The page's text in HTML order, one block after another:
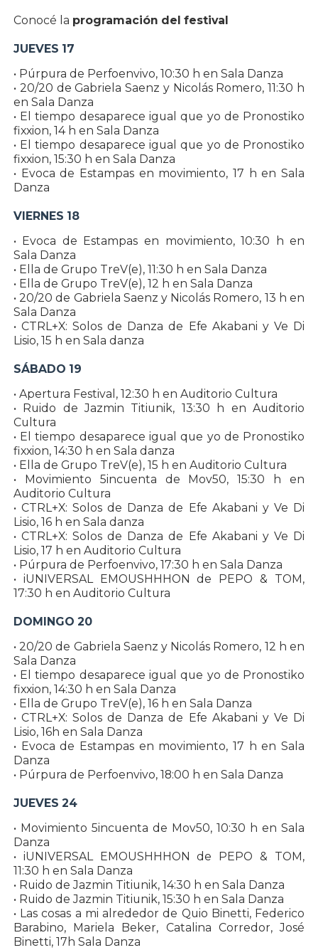
Conocé la programación del festival
JUEVES 17
• Púrpura de Perfoenvivo, 10:30 h en Sala Danza
• 20/20 de Gabriela Saenz y Nicolás Romero, 11:30 h
en Sala Danza
• El tiempo desaparece igual que yo de Pronostiko
fixxion, 14 h en Sala Danza
• El tiempo desaparece igual que yo de Pronostiko
fixxion, 15:30 h en Sala Danza
• Evoca de Estampas en movimiento, 17 h en Sala
Danza
VIERNES 18
• Evoca de Estampas en movimiento, 10:30 h en
Sala Danza
• Ella de Grupo TreV(e), 11:30 h en Sala Danza
• Ella de Grupo TreV(e), 12 h en Sala Danza
• 20/20 de Gabriela Saenz y Nicolás Romero, 13 h en
Sala Danza
• CTRL+X: Solos de Danza de Efe Akabani y Ve Di
Lisio, 15 h en Sala danza
SÁBADO 19
• Apertura Festival, 12:30 h en Auditorio Cultura
• Ruido de Jazmin Titiunik, 13:30 h en Auditorio
Cultura
• El tiempo desaparece igual que yo de Pronostiko
fixxion, 14:30 h en Sala danza
• Ella de Grupo TreV(e), 15 h en Auditorio Cultura
• Movimiento 5incuenta de Mov50, 15:30 h en
Auditorio Cultura
• CTRL+X: Solos de Danza de Efe Akabani y Ve Di
Lisio, 16 h en Sala danza
• CTRL+X: Solos de Danza de Efe Akabani y Ve Di
Lisio, 17 h en Auditorio Cultura
• Púrpura de Perfoenvivo, 17:30 h en Sala Danza
• iUNIVERSAL EMOUSHHHON de PEPO & TOM,
17:30 h en Auditorio Cultura
DOMINGO 20
• 20/20 de Gabriela Saenz y Nicolás Romero, 12 h en
Sala Danza
• El tiempo desaparece igual que yo de Pronostiko
fixxion, 14:30 h en Sala Danza
• Ella de Grupo TreV(e), 16 h en Sala Danza
• CTRL+X: Solos de Danza de Efe Akabani y Ve Di
Lisio, 16h en Sala Danza
• Evoca de Estampas en movimiento, 17 h en Sala
Danza
• Púrpura de Perfoenvivo, 18:00 h en Sala Danza
JUEVES 24
• Movimiento 5incuenta de Mov50, 10:30 h en Sala
Danza
• iUNIVERSAL EMOUSHHHON de PEPO & TOM,
11:30 h en Sala Danza
• Ruido de Jazmin Titiunik, 14:30 h en Sala Danza
• Ruido de Jazmin Titiunik, 15:30 h en Sala Danza
• Las cosas a mi alrededor de Quio Binetti, Federico
Barabino, Mariela Beker, Catalina Corredor, José
Binetti, 17h Sala Danza